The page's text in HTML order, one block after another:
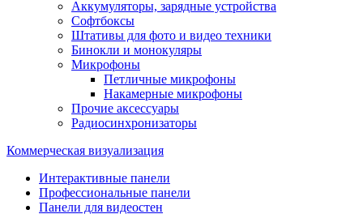
Аккумуляторы, зарядные устройства
Софтбоксы
Штативы для фото и видео техники
Бинокли и монокуляры
Микрофоны
Петличные микрофоны
Накамерные микрофоны
Прочие аксессуары
Радиосинхронизаторы
Коммерческая визуализация
Интерактивные панели
Профессиональные панели
Панели для видеостен